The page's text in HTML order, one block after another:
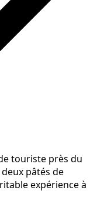
touriste près du
pâtés de
expérience à